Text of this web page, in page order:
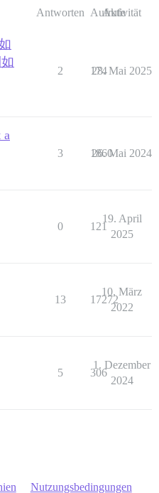
Antworten Aufrufe
Aktivität
2 174
28. Mai 2025
a
3 1860
26. Mai 2024
0 121
19. April
2025
13 17272
10. März
2022
5 306
1. Dezember
2024
Nutzungsbedingungen